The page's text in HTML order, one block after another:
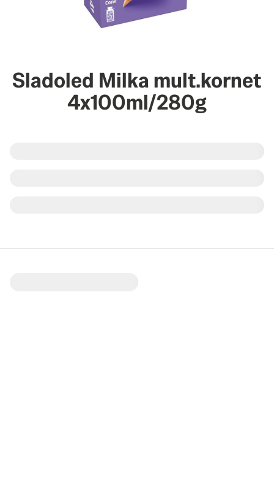
Sladoled Milka mult.kornet
4x100ml/280g